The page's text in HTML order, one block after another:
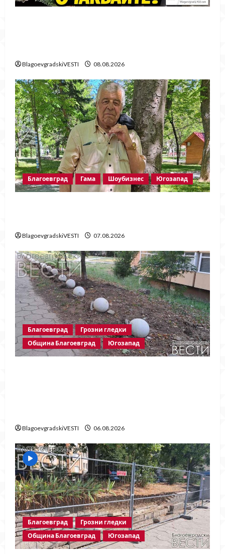
BlagoevgradskiVESTI 08.08.2026
Благоевград Гама Шоубизнес Югозапад
BlagoevgradskiVESTI 07.08.2026
Благоевград
Грозни гледки
Община Благоевград
Югозапад
BlagoevgradskiVESTI 06.08.2026
Благоевград
Грозни гледки
Община Благоевград
Югозапад